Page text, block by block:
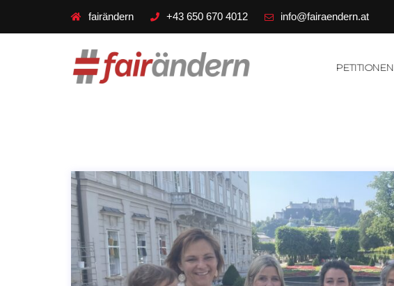
fairändern +43 650 670 4012 info@fairaendern.at
PETITIONEN